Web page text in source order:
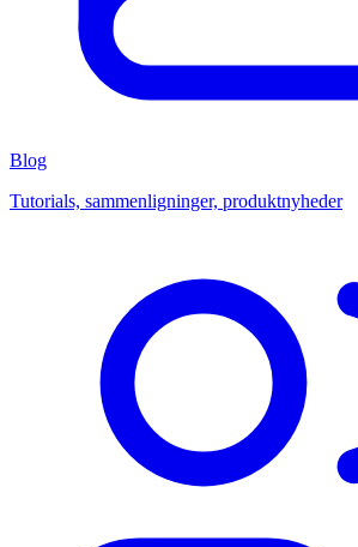
Blog
Tutorials, sammenligninger, produktnyheder